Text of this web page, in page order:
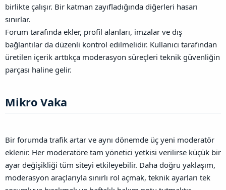
birlikte çalışır. Bir katman zayıfladığında diğerleri hasarı
sınırlar.
Forum tarafında ekler, profil alanları, imzalar ve dış
bağlantılar da düzenli kontrol edilmelidir. Kullanıcı tarafından
üretilen içerik arttıkça moderasyon süreçleri teknik güvenliğin
parçası haline gelir.
Mikro Vaka​
Bir forumda trafik artar ve aynı dönemde üç yeni moderatör
eklenir. Her moderatöre tam yönetici yetkisi verilirse küçük bir
ayar değişikliği tüm siteyi etkileyebilir. Daha doğru yaklaşım,
moderasyon araçlarıyla sınırlı rol açmak, teknik ayarları tek